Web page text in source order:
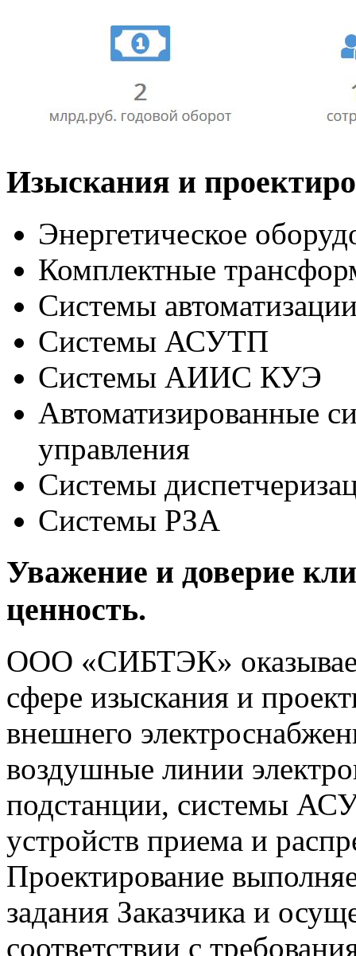
Изыскания и
Энергетическое
Комплектные
Системы
Системы АСУТП
Системы АИИС КУЭ
Автоматизированные
управления
Системы
Системы РЗА
Уважение и доверие
ценность.
ООО «СИБТЭК»
сфере изыскания и
внешнего
воздушные линии
подстанции, системы
устройств приема и
Проектирование
задания Заказчика и
соответствии с